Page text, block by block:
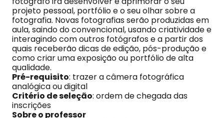
projeto pessoal, portfólio e o seu olhar sobre a
fotografia. Novas fotografias serão produzidas em
aula, saindo do convencional, usando criatividade e
interagindo com outros fotógrafos e a partir dos
quais receberão dicas de edição, pós-produção e
como criar uma exposição ou portfólio de alta
qualidade.
Pré-requisito: trazer a câmera fotográfica
analógica ou digital
Critério de seleção: ordem de chegada das
inscrições
Sobre o professor